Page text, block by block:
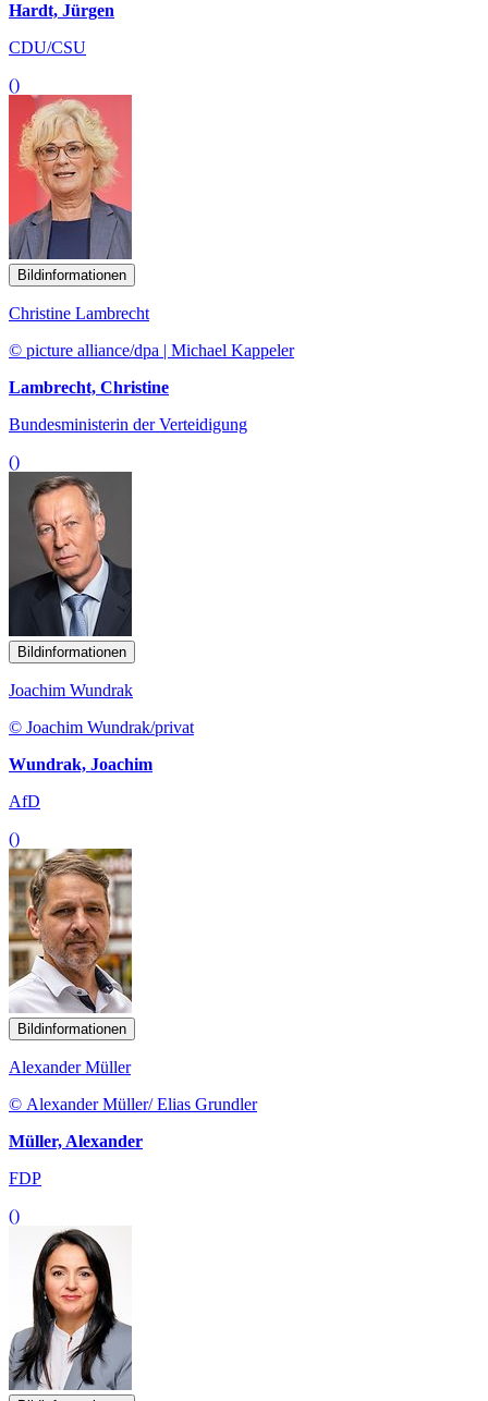
Hardt, Jürgen
CDU/CSU
()
Bildinformationen
Christine Lambrecht
© picture alliance/dpa | Michael Kappeler
Lambrecht, Christine
Bundesministerin der Verteidigung
()
Bildinformationen
Joachim Wundrak
© Joachim Wundrak/privat
Wundrak, Joachim
AfD
()
Bildinformationen
Alexander Müller
© Alexander Müller/ Elias Grundler
Müller, Alexander
FDP
()